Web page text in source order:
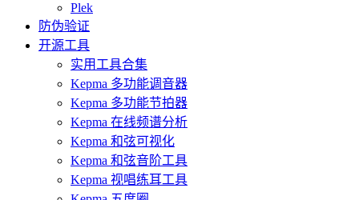
Plek
防伪验证
开源工具
实用工具合集
Kepma 多功能调音器
Kepma 多功能节拍器
Kepma 在线频谱分析
Kepma 和弦可视化
Kepma 和弦音阶工具
Kepma 视唱练耳工具